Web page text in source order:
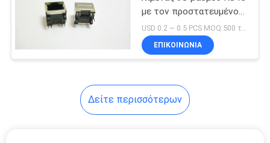
με τον προστατευμένο
Μαύρο PBT των
οδηγήσεων
USD 0.2 ~ 0.5 PCS MOQ:500 τμχ
ΕΠΙΚΟΙΝΩΝΊΑ
Δείτε περισσότερων